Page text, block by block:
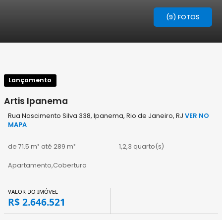
(9) FOTOS
Lançamento
Artis Ipanema
Rua Nascimento Silva 338, Ipanema, Rio de Janeiro, RJ VER NO
MAPA
de 71.5 m² até 289 m² 1,2,3 quarto(s)
Apartamento,Cobertura
VALOR DO IMÓVEL
R$ 2.646.521